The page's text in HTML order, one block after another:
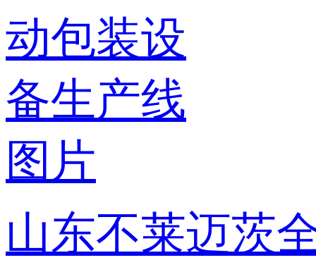
山东不莱迈茨